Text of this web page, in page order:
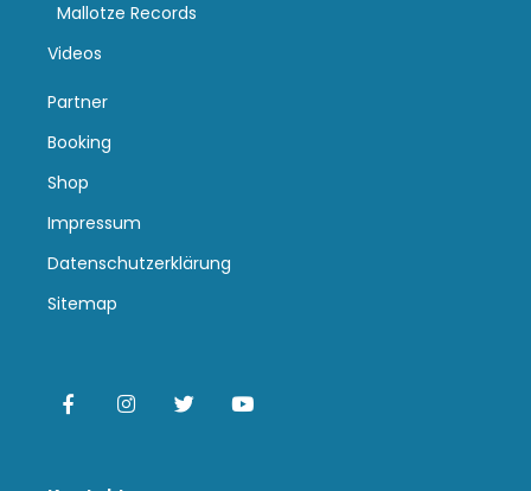
Mallotze Records
Videos
Partner
Booking
Shop
Impressum
Datenschutzerklärung
Sitemap